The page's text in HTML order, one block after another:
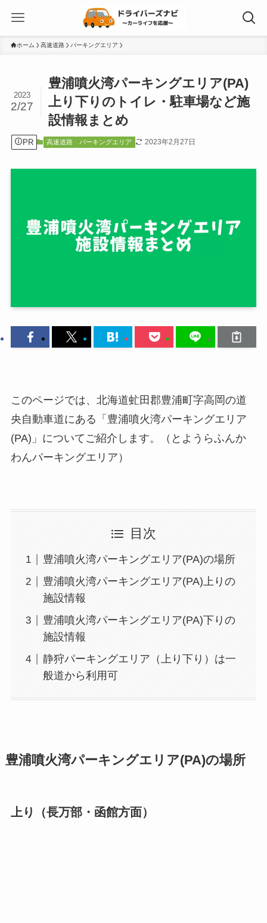
ホーム 高速道路 パーキングエリア
豊浦噴火湾パーキングエリア(PA)
上り下りのトイレ・駐車場など施
設情報まとめ
2023
2/27
PR 高速道路 パーキングエリア 2023年2月27日
このページでは、北海道虻田郡豊浦町字高岡の道
央自動車道にある「豊浦噴火湾パーキングエリア
(PA)」についてご紹介します。（とようらふんか
わんパーキングエリア）
目次
豊浦噴火湾パーキングエリア(PA)の場所
豊浦噴火湾パーキングエリア(PA)上りの
施設情報
豊浦噴火湾パーキングエリア(PA)下りの
施設情報
静狩パーキングエリア（上り下り）は一
般道から利用可
豊浦噴火湾パーキングエリア(PA)の場所
上り（長万部・函館方面）